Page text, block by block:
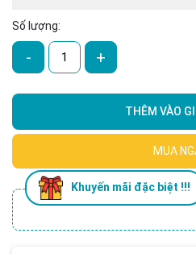
Số lượng:
- +
THÊM VÀO
MUA
Khuyến mãi đặc biệt !!!